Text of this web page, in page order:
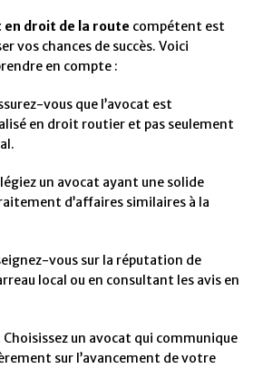
en droit de la route compétent est
vos chances de succès. Voici
en compte :
vous que l’avocat est
en droit routier et pas seulement
un avocat ayant une solide
d’affaires similaires à la
vous sur la réputation de
local ou en consultant les avis en
Choisissez un avocat qui communique
sur l’avancement de votre